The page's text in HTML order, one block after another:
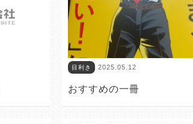
目利き 2025.05.12
おすすめの一冊